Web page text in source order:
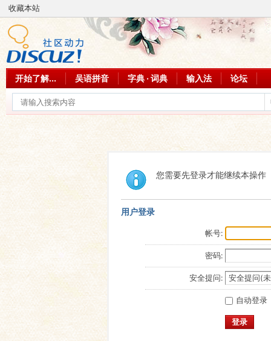
收藏本站
开始了解... 吴语拼音 字典 · 词典 输入法 论坛
您需要先登录才能继续本操作
用户登录
帐号:
密码:
安全提问:
自动登录
登录